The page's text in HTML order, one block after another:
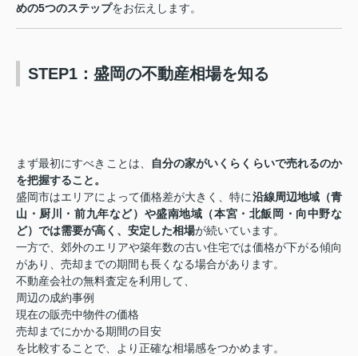
めの5つのステップをお伝えします。
STEP1：盛岡の不動産相場を知る
まず最初にすべきことは、
自分の家がいくらくらいで売れるのか
を把握すること。
盛岡市はエリアによって価格差が大きく、特に沿線周辺地域（青
山・厨川・前九年など）や盛南地域（本宮・北飯岡・向中野な
ど）では需要が高く、安定した相場が続いています。
一方で、郊外のエリアや築年数の古い住宅では価格が下がる傾向
があり、売却までの期間も長くなる場合があります。
不動産会社の無料査定を利用して、
周辺の成約事例
現在の販売中物件の価格
売却までにかかる期間の目安
を比較することで、より正確な相場感をつかめます。